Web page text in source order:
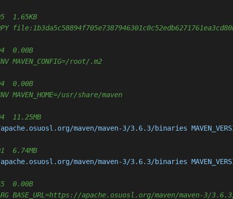
1.65KB
0.00B
MAVEN_CONFIG=/root/.m2
0.00B
MAVEN_HOME=/usr/share/maven
11.25MB
maven/maven-3/3.6.3/binaries
6.74MB
apache.osuosl.org/maven/maven-3/3.6.3/binaries
0.00B
BASE_URL=https://apache.osuosl.org/maven/maven-3/